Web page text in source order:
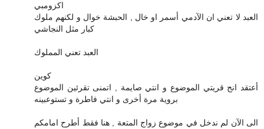
اكزومبي
العبد لا تعني ان الآدمي أسمر او خال , الحبشة خوال و لكنهم ملوك
كبار مثل النجاشي
العبد تعني المملوك
كوين
أعتقد انج قريتي الموضوع و انتي صايمة , اتمنى تقرئين الموضوع
بروية مرة أخرى و انتي فاطرة و تستوعبينه
الى الآن لم ندخل في موضوع زواج المتعة , هنا فقط أطرح امامكم